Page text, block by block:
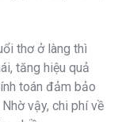
thơ ở làng thì
tăng hiệu quả
toán đảm bảo
vậy, chi phí về